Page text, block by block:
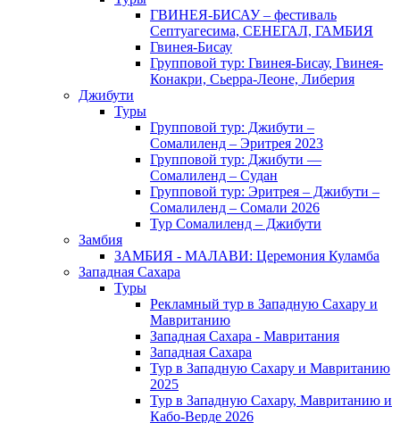
ГВИНЕЯ-БИСАУ – фестиваль
Септуагесима, СЕНЕГАЛ, ГАМБИЯ
Гвинея-Бисау
Групповой тур: Гвинея-Бисау, Гвинея-
Конакри, Сьерра-Леоне, Либерия
Джибути
Туры
Групповой тур: Джибути –
Cомалиленд – Эритрея 2023
Групповой тур: Джибути —
Сомалиленд – Судан
Групповой тур: Эритрея – Джибути –
Сомалиленд – Сомали 2026
Тур Cомалиленд – Джибути
Замбия
ЗАМБИЯ - МАЛАВИ: Церемония Куламба
Западная Сахара
Туры
Рекламный тур в Западную Сахару и
Мавританию
Западная Сахара - Мавритания
Западная Сахара
Тур в Западную Сахару и Мавританию
2025
Тур в Западную Сахару, Мавританию и
Кабо-Верде 2026